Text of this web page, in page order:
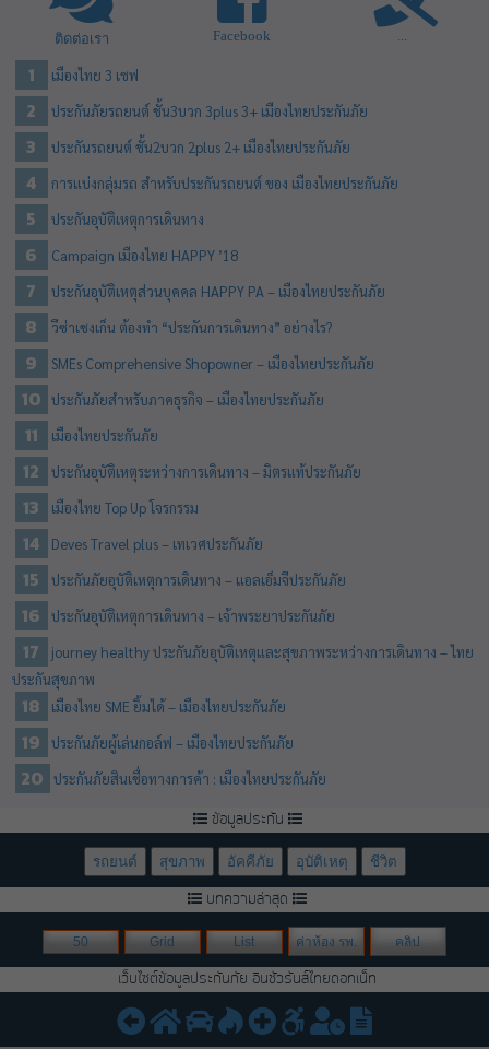
ติดต่อเรา Facebook
เมืองไทย 3 เซฟ
ประกันภัยรถยนต์ ชั้น3บวก 3plus 3+ เมืองไทยประกันภัย
ประกันรถยนต์ ชั้น2บวก 2plus 2+ เมืองไทยประกันภัย
การแบ่งกลุ่มรถ สำหรับประกันรถยนต์ ของ เมืองไทยประกันภัย
ประกันอุบัติเหตุการเดินทาง
Campaign เมืองไทย HAPPY ’18
ประกันอุบัติเหตุส่วนบุคคล HAPPY PA – เมืองไทยประกันภัย
วีซ่าเชงเก็น ต้องทำ “ประกันการเดินทาง” อย่างไร?
SMEs Comprehensive Shopowner – เมืองไทยประกันภัย
ประกันภัยสำหรับภาคธุรกิจ – เมืองไทยประกันภัย
เมืองไทยประกันภัย
ประกันอุบัติเหตุระหว่างการเดินทาง – มิตรแท้ประกันภัย
เมืองไทย Top Up โจรกรรม
Deves Travel plus – เทเวศประกันภัย
ประกันภัยอุบัติเหตุการเดินทาง – แอลเอ็มจีประกันภัย
ประกันอุบัติเหตุการเดินทาง – เจ้าพระยาประกันภัย
journey healthy ประกันภัยอุบัติเหตุและสุขภาพระหว่างการเดินทาง – ไทย
ประกันสุขภาพ
เมืองไทย SME ยิ้มได้ – เมืองไทยประกันภัย
ประกันภัยผู้เล่นกอล์ฟ – เมืองไทยประกันภัย
ประกันภัยสินเชื่อทางการค้า : เมืองไทยประกันภัย
ข้อมูลประกัน
รถยนต์ สุขภาพ อัคคีภัย อุบัติเหตุ ชีวิต
บทความล่าสุด
50 Grid List ค่าห้อง รพ. คลิป
เว็บไซต์ข้อมูลประกันภัย อินชัวรันส์ไทยดอทเน็ท